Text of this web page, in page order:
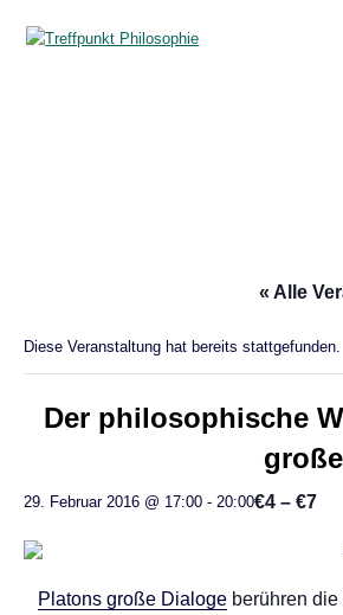
« Alle
Diese Veranstaltung hat bereits stattgefunden.
Der philosophische
29. Februar 2016 @ 17:00 - 20:00€4 – €7
Platons große Dialogeberühren die